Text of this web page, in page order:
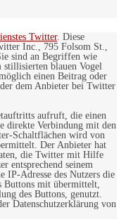
Twitter. Diese
Inc., 795 Folsom St.,
sind an Begriffen wie
blauen Vogel
einen Beitrag oder
dem Anbieter bei Twitter
aufruft, die einen
direkte Verbindung mit den
Schaltflächen wird von
Der Anbieter hat
die Twitter mit Hilfe
entsprechend seinem
IP-Adresse des Nutzers die
Buttons mit übermittelt,
des Buttons, genutzt.
Datenschutzerklärung von